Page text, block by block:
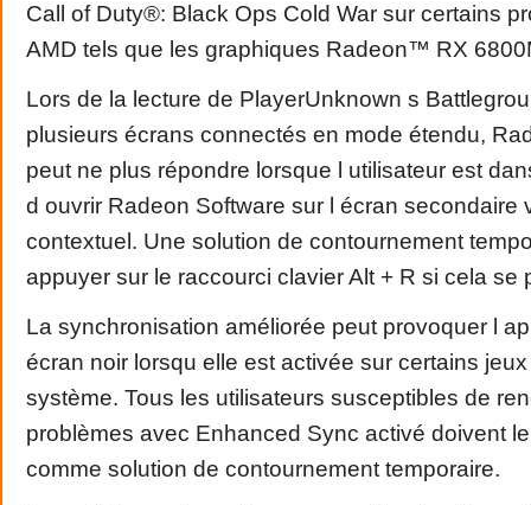
Call of Duty®: Black Ops Cold War sur certains
AMD tels que les graphiques Radeon™ RX
Lors de la lecture de PlayerUnknown s
plusieurs écrans connectés en mode étendu,
peut ne plus répondre lorsque l utilisateur est
d ouvrir Radeon Software sur l écran secondaire
contextuel. Une solution de contournement
appuyer sur le raccourci clavier Alt + R si cela se
La synchronisation améliorée peut provoquer l
écran noir lorsqu elle est activée sur certains
système. Tous les utilisateurs susceptibles de
problèmes avec Enhanced Sync activé doivent
comme solution de contournement temporaire.